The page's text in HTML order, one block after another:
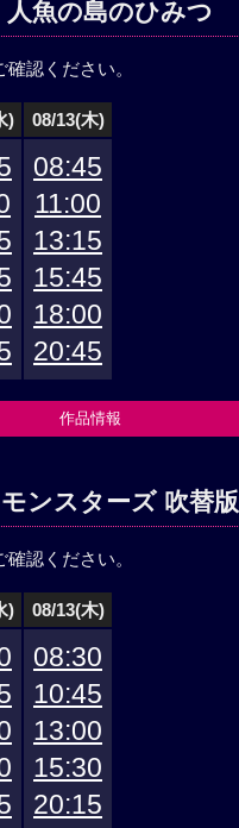
魚の島のひみつ
認ください。
) 08/13(木)
08:45
11:00
13:15
15:45
18:00
20:45
作品情報
ンスターズ 吹替版
認ください。
) 08/13(木)
08:30
10:45
13:00
15:30
20:15